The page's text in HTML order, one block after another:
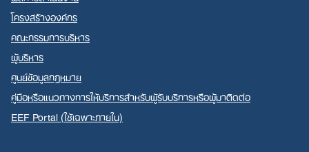
โครงสร้างองค์กร
คณะกรรมการบริหาร
ผู้บริหาร
ศูนย์ข้อมูลกฎหมาย
คู่มือหรือแนวทางการให้บริการสำหรับผู้รับบริการหรือผู้มาติดต่อ
EEF Portal (ใช้เฉพาะภายใน)